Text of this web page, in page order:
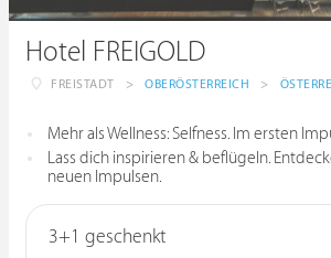
Hotel FREIGOLD
FREISTADT > OBERÖSTERREICH >
Mehr als Wellness: Selfness. Im ersten
Lass dich inspirieren & beflügeln.
neuen Impulsen.
3+1 geschenkt